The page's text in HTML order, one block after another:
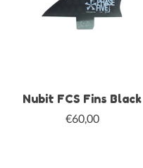
Nubit FCS Fins Black
€60,00